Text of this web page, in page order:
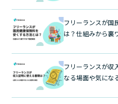
フリーランスが国
は？仕組みから裏
フリーランスが収
なる場面や気にな